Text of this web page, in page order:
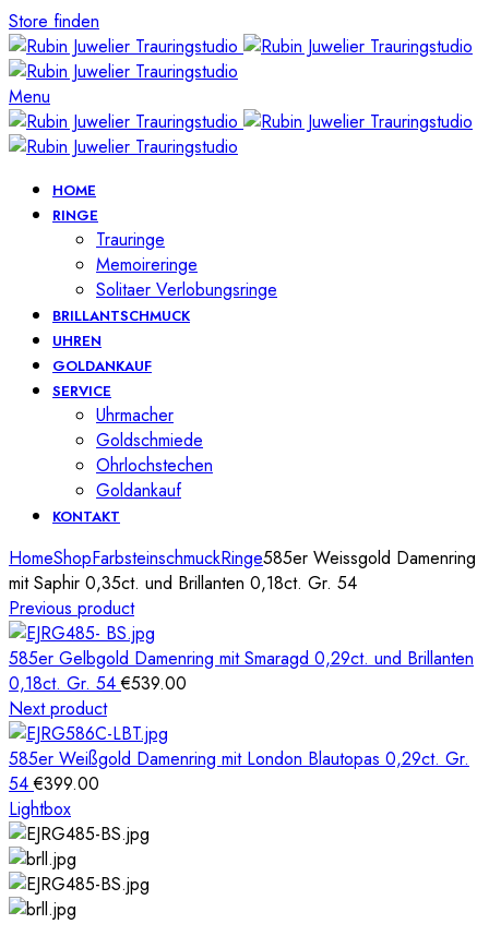
Store finden
Menu
HOME
RINGE
Trauringe
Memoireringe
Solitaer Verlobungsringe
BRILLANTSCHMUCK
UHREN
GOLDANKAUF
SERVICE
Uhrmacher
Goldschmiede
Ohrlochstechen
Goldankauf
KONTAKT
HomeShopFarbsteinschmuckRinge585er Weissgold Damenring
mit Saphir 0,35ct. und Brillanten 0,18ct. Gr. 54
Previous product
585er Gelbgold Damenring mit Smaragd 0,29ct. und Brillanten
0,18ct. Gr. 54€539.00
Next product
585er Weißgold Damenring mit London Blautopas 0,29ct. Gr.
54€399.00
Lightbox